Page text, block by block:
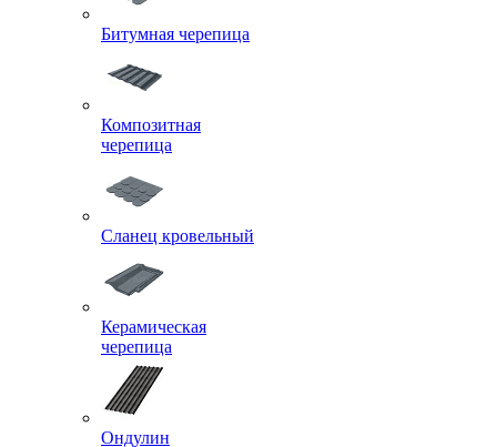
Битумная черепица
Композитная
черепица
Сланец кровельный
Керамическая
черепица
Ондулин